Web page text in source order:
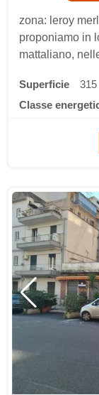
zona: leroy
proponiamo in
mattaliano,
Superficie 315
classe